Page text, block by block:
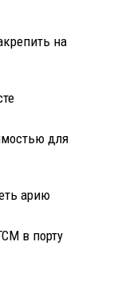
на
для
арию
в порту